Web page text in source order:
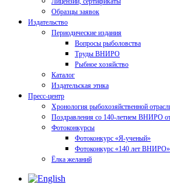
Образцы заявок
Издательство
Периодические издания
Вопросы рыболовства
Труды ВНИРО
Рыбное хозяйство
Каталог
Издательская этика
Пресс-центр
Хронология рыбохозяйственной
Поздравления со 140-летием ВНИРО от
Фотоконкурсы
Фотоконкурс «Я-ученый»
Фотоконкурс «140 лет ВНИРО»
Ёлка желаний